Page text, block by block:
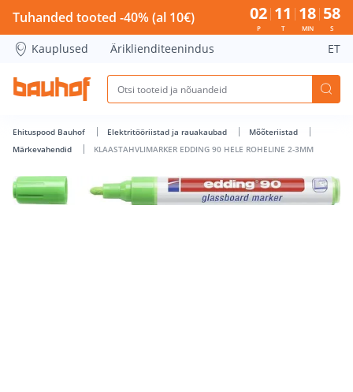
KLAASTAHVLIMARKER EDDING 90 HELE ROHELINE 2-3MM
Tuhanded tooted -40% (al 10€) 02
P
11
T
18
MIN
58
S
Kauplused Äriklienditeenindus ET
Ehituspood Bauhof Elektritööriistad ja rauakaubad
Mõõteriistad
Märkevahendid
KLAASTAHVLIMARKER EDDING 90 HELE ROHELINE 2-3MM